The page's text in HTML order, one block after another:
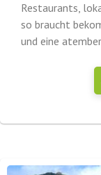
Restaurants,
so braucht
und eine